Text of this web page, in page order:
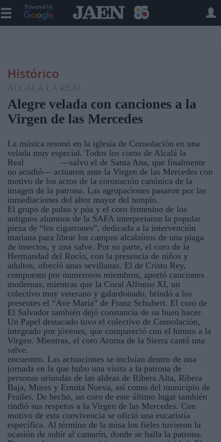
Powered by
Histórico
ALCALÁ LA REAL
Alegre velada con canciones a la
Virgen de las Mercedes
La música resonó en la iglesia de Consolación en una
velada muy especial. Todos los coros de Alcalá la
Real —salvo el de Santa Ana, que finalmente
no acudió— actuaron ante la Virgen de las Mercedes con
motivo de los actos de la coronación canónica de la
imagen de la patrona. Las agrupaciones pasaron por las
inmediaciones del altor mayor del templo.
El grupo de pulso y púa y el coro femenino de los
antiguos alumnos de la SAFA interpretaron la popular
pieza de “los cigarrones”, dedicada a la intervención
mariana para librar los campos alcalaínos de una plaga
de insectos, y una salve. Por su parte, el coro de la
Hermandad del Rocío, con la presencia de niños y
adultos, ofreció unas sevillanas. El de Cristo Rey,
compuesto por numerosos miembros, aportó canciones
modernas, mientras que la Coral Alfonso XI, un
colectivo muy veterano y galardonado, brindó a los
presentes el “Ave María” de Franz Schubert. El coro de
El Salvador también dejó constancia de su buen hacer.
Un Papel destacado tuvo el colectivo de Consolación,
integrado por jóvenes, que compareció con el himno a la
Virgen. Mientras, el coro Aroma de la Sierra cantó una
salve.
encuentro. Las actuaciones se incluían dentro de una
jornada en la que hubo una visita a la patrona de
personas oriundas de las aldeas de Ribera Alta, Ribera
Baja, Mures y Ermita Nueva, así como del municipio de
Frailes. De hecho, un coro de este último lugar también
rindió sus respetos a la Virgen de las Mercedes. Con
motivo de esta convivencia se ofició una eucaristía
específica. Al término de la misa los fieles tuvieron la
ocasión de subir al camarín, donde se halla la patrona.